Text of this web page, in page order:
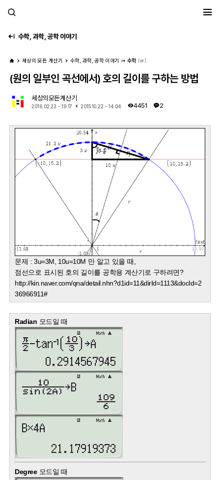
수학, 과학, 공학 이야기
세상의 모든 계산기 수학, 과학, 공학 이야기 수학 ( )
(원의 일부인 곡선에서) 호의 길이를 구하는 방법
세상의모든계산기
2016.02.23 - 19:17 2015.10.22 - 14:04 4451 2
문제 : 3u=3M, 10u=10M 만 알고 있을 때,
점선으로 표시된 호의 길이를 공학용 계산기로 구하려면?
http://kin.naver.com/qna/detail.nhn?d1id=11&dirId=1113&docId=2
36966911#
Radian 모드일 때
Degree모드일 때